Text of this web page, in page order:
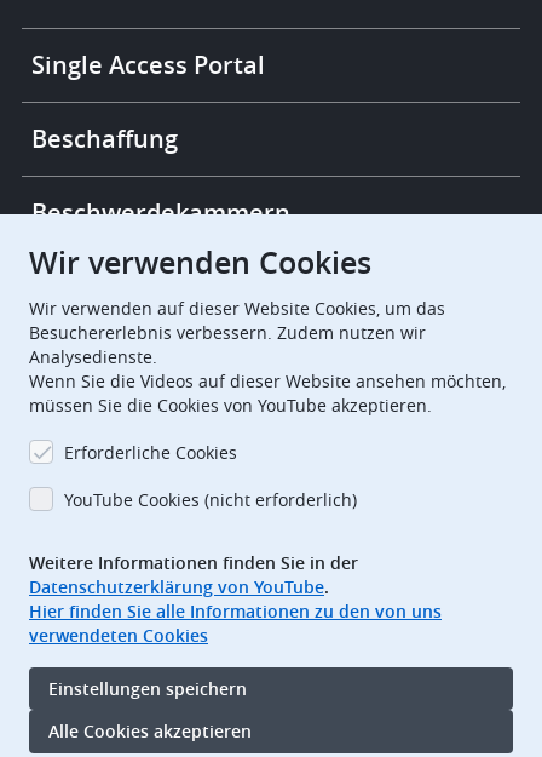
Single Access Portal
Beschaffung
Beschwerdekammern
EuropeanPatentOffice
EPO Procurement
TheEPO
Footer
Impressum
Nutzungsbedingungen
Datenschutz
Barrierefreiheit
Wir verwenden Cookies
Wir verwenden auf dieser Website Cookies, um das
Besuchererlebnis verbessern. Zudem nutzen wir
Analysedienste.
Wenn Sie die Videos auf dieser Website ansehen möchten,
müssen Sie die Cookies von YouTube akzeptieren.
Erforderliche Cookies
YouTube Cookies (nicht erforderlich)
Weitere Informationen finden Sie in der
Datenschutzerklärung von YouTube.
Hier finden Sie alle Informationen zu den von uns
verwendeten Cookies
Einstellungen speichern
Alle Cookies akzeptieren